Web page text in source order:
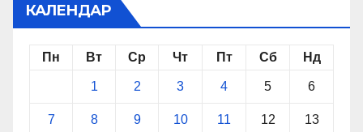
КАЛЕНДАР
Пн Вт Ср Чт Пт Сб Нд
1 2 3 4 5 6
7 8 9 10 11 12 13